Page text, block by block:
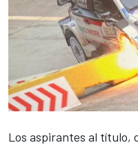
Los aspirantes al título,